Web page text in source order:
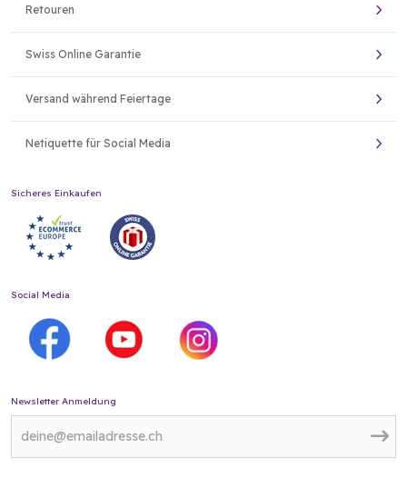
Retouren
Swiss Online Garantie
Versand während Feiertage
Netiquette für Social Media
Sicheres Einkaufen
Social Media
Newsletter Anmeldung